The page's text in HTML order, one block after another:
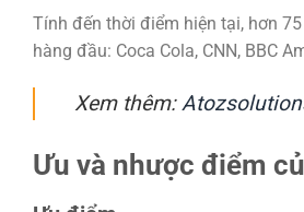
Tính đến thời điểm hiện tại, hơn
hàng đầu: Coca Cola, CNN, BBC
Xem thêm:
Ưu và nhược điểm